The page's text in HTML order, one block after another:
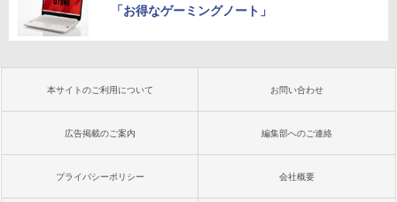
「お得なゲーミングノート」
本サイトのご利用について お問い合わせ
広告掲載のご案内 編集部へのご連絡
プライバシーポリシー 会社概要